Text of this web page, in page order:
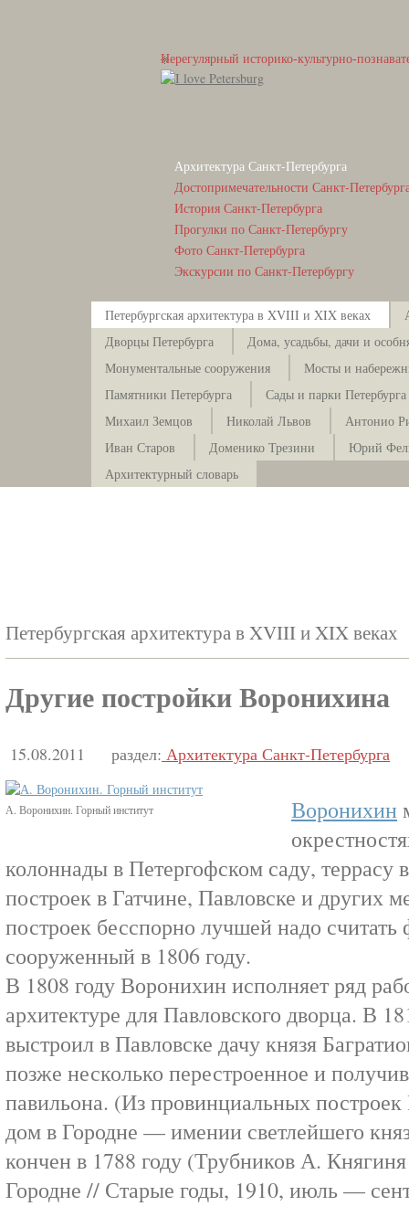
Нерегулярный историко-культурно-
Архитектура Санкт-Петербурга
Достопримечательности Санкт-
История Санкт-Петербурга
Прогулки по Санкт-Петербургу
Фото Санкт-Петербурга
Экскурсии по Санкт-Петербургу
Петербургская архитектура в XVIII и XIX веках
Дворцы Петербурга
Дома, усадьбы, дачи и
Монументальные сооружения
Мосты и
Памятники Петербурга
Сады и парки Петербурга
Михаил Земцов
Николай Львов
Антонио
Иван Старов
Доменико Трезини
Юрий
Архитектурный словарь
Петербургская архитектура в XVIII и XIX веках
Другие постройки Воронихина
15.08.2011 раздел: Архитектура Санкт-Петербурга
А. Воронихин. Горный институт Воронихин
колоннады в Петергофском саду, террасу
построек в Гатчине, Павловске и других
построек бесспорно лучшей надо
сооруженный в 1806 году.
В 1808 году Воронихин исполняет ряд
архитектуре для Павловского дворца. В
выстроил в Павловске дачу князя
позже несколько перестроенное и
павильона. (Из провинциальных
дом в Городне — имении светлейшего
кончен в 1788 году (Трубников А.
Городне // Старые годы, 1910, июль —